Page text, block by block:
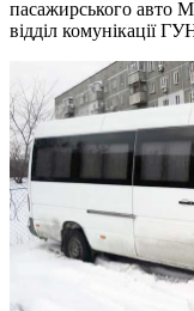
пасажирського авто
відділ комунікації